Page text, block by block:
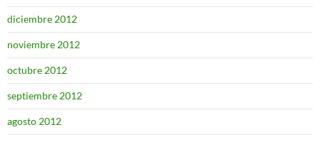
diciembre 2012
noviembre 2012
octubre 2012
septiembre 2012
agosto 2012